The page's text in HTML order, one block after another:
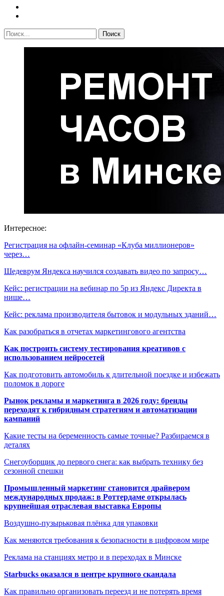
Интересное:
Регистрация на офлайн-семинар «Клуба миллионеров»
через…
Шедеврум Яндекса научился создавать видео по запросу…
Кейс: регистрации на вебинар по 5р из Яндекс Директа в
нише…
Кейс: реклама производителя бытовок и модульных зданий…
Как разобраться в отчетах маркетингового агентства
Как построить систему тестирования креативов с
использованием нейросетей
Как подготовить автомобиль к длительной поездке и избежать
поломок в дороге
Рынок рекламы и маркетинга в 2026 году: бренды
переходят к гибридным стратегиям и автоматизации
кампаний
Какие тесты на беременность самые точные? Разбираемся в
деталях
Снегоуборщик до первого снега: как выбрать технику без
сезонной спешки
Промышленный маркетинг становится драйвером
международных продаж: в Роттердаме открылась
крупнейшая отраслевая выставка Европы
Воздушно-пузырьковая плёнка для упаковки
Как меняются требования к безопасности в цифровом мире
Реклама на станциях метро и в переходах в Минске
Starbucks оказался в центре крупного скандала
Как правильно организовать переезд и не потерять время